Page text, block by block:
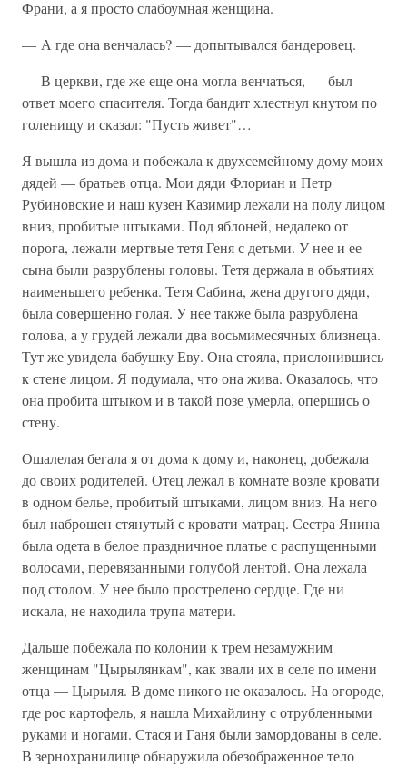
Франи, а я просто слабоумная женщина.
— А где она венчалась? — допытывался бандеровец.
— В церкви, где же еще она могла венчаться, — был
ответ моего спасителя. Тогда бандит хлестнул кнутом по
голенищу и сказал: "Пусть живет"…
Я вышла из дома и побежала к двухсемейному дому моих
дядей — братьев отца. Мои дяди Флориан и Петр
Рубиновские и наш кузен Казимир лежали на полу лицом
вниз, пробитые штыками. Под яблоней, недалеко от
порога, лежали мертвые тетя Геня с детьми. У нее и ее
сына были разрублены головы. Тетя держала в объятиях
наименьшего ребенка. Тетя Сабина, жена другого дяди,
была совершенно голая. У нее также была разрублена
голова, а у грудей лежали два восьмимесячных близнеца.
Тут же увидела бабушку Еву. Она стояла, прислонившись
к стене лицом. Я подумала, что она жива. Оказалось, что
она пробита штыком и в такой позе умерла, опершись о
стену.
Ошалелая бегала я от дома к дому и, наконец, добежала
до своих родителей. Отец лежал в комнате возле кровати
в одном белье, пробитый штыками, лицом вниз. На него
был наброшен стянутый с кровати матрац. Сестра Янина
была одета в белое праздничное платье с распущенными
волосами, перевязанными голубой лентой. Она лежала
под столом. У нее было прострелено сердце. Где ни
искала, не находила трупа матери.
Дальше побежала по колонии к трем незамужним
женщинам "Цырылянкам", как звали их в селе по имени
отца — Цырыля. В доме никого не оказалось. На огороде,
где рос картофель, я нашла Михайлину с отрубленными
руками и ногами. Стася и Ганя были замордованы в селе.
В зернохранилище обнаружила обезображенное тело